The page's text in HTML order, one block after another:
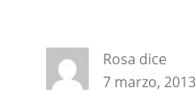
Rosa dice
7 marzo,